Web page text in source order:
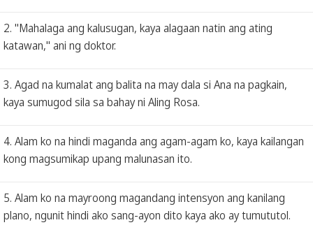
2. "Mahalaga ang kalusugan, kaya alagaan natin ang ating
katawan," ani ng doktor.
3. Agad na kumalat ang balita na may dala si Ana na pagkain,
kaya sumugod sila sa bahay ni Aling Rosa.
4. Alam ko na hindi maganda ang agam-agam ko, kaya kailangan
kong magsumikap upang malunasan ito.
5. Alam ko na mayroong magandang intensyon ang kanilang
plano, ngunit hindi ako sang-ayon dito kaya ako ay tumututol.